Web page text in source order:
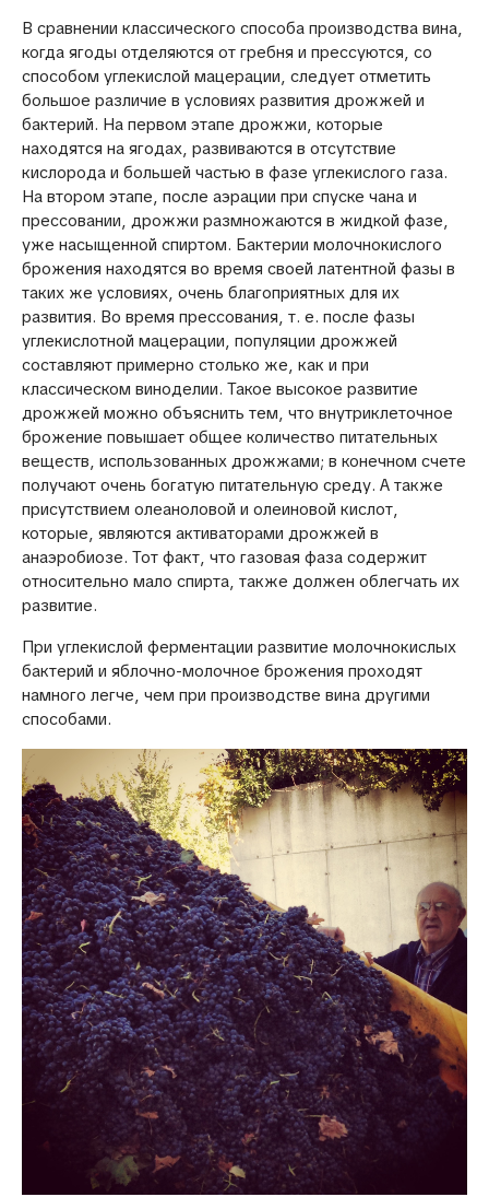
В сравнении классического способа производства вина,
когда ягоды отделяются от гребня и прессуются, со
способом углекислой мацерации, следует отметить
большое различие в условиях развития дрожжей и
бактерий. На первом этапе дрожжи, которые
находятся на ягодах, развиваются в отсутствие
кислорода и большей частью в фазе углекислого газа.
На втором этапе, после аэрации при спуске чана и
прессовании, дрожжи размножаются в жидкой фазе,
уже насыщенной спиртом. Бактерии молочнокислого
брожения находятся во время своей латентной фазы в
таких же условиях, очень благоприятных для их
развития. Во время прессования, т. е. после фазы
углекислотной мацерации, популяции дрожжей
составляют примерно столько же, как и при
классическом виноделии. Такое высокое развитие
дрожжей можно объяснить тем, что внутриклеточное
брожение повышает общее количество питательных
веществ, использованных дрожжами; в конечном счете
получают очень богатую питательную среду. А также
присутствием олеаноловой и олеиновой кислот,
которые, являются активаторами дрожжей в
анаэробиозе. Тот факт, что газовая фаза содержит
относительно мало спирта, также должен облегчать их
развитие.
При углекислой ферментации развитие молочнокислых
бактерий и яблочно-молочное брожения проходят
намного легче, чем при производстве вина другими
способами.